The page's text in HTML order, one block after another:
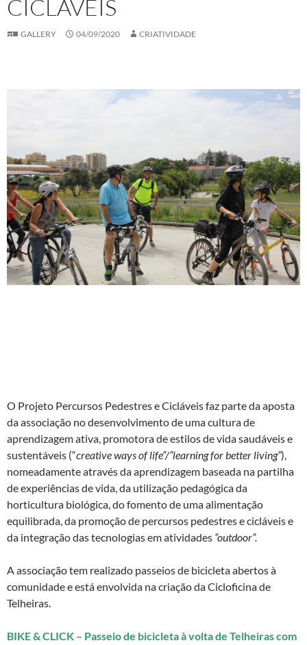
CICLÁVEIS
GALLERY 04/09/2020 CRIATIVIDADE
O Projeto Percursos Pedestres e Cicláveis faz parte da aposta
da associação no desenvolvimento de uma cultura de
aprendizagem ativa, promotora de estilos de vida saudáveis e
sustentáveis (“creative ways of life”/”learning for better living”),
nomeadamente através da aprendizagem baseada na partilha
de experiências de vida, da utilização pedagógica da
horticultura biológica, do fomento de uma alimentação
equilibrada, da promoção de percursos pedestres e cicláveis e
da integração das tecnologias em atividades “outdoor”.
A associação tem realizado passeios de bicicleta abertos à
comunidade e está envolvida na criação da Cicloficina de
Telheiras.
BIKE & CLICK – Passeio de bicicleta à volta de Telheiras com